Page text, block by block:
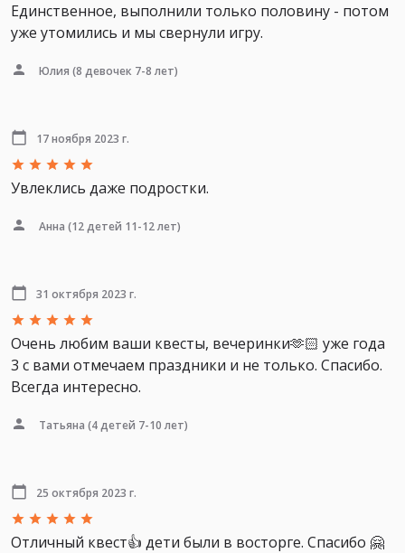
Единственное, выполнили только половину - потом
уже утомились и мы свернули игру.
Юлия (8 девочек 7-8 лет)
17 ноября 2023 г.
Увлеклись даже подростки.
Анна (12 детей 11-12 лет)
31 октября 2023 г.
Очень любим ваши квесты, вечеринки🫶🏻 уже года
3 с вами отмечаем праздники и не только. Спасибо.
Всегда интересно.
Татьяна (4 детей 7-10 лет)
25 октября 2023 г.
Отличный квест👍 дети были в восторге. Спасибо 🤗